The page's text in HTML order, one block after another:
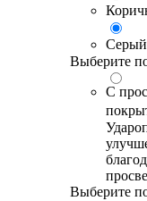
Серый
Выберите
С
Выберите